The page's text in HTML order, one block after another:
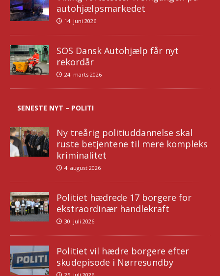
autohjælpsmarkedet
14. juni 2026
SOS Dansk Autohjælp får nyt
rekordår
24. marts 2026
SENESTE NYT – POLITI
Ny treårig politiuddannelse skal
ruste betjentene til mere kompleks
kriminalitet
4. august 2026
Politiet hædrede 17 borgere for
ekstraordinær handlekraft
30. juli 2026
Politiet vil hædre borgere efter
skudepisode i Nørresundby